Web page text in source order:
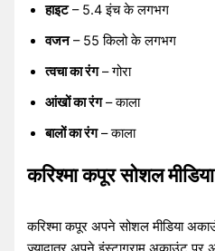
हाइट– 5.4 इंच के लगभग
वजन– 55 किलो के लगभग
त्वचा का रंग– गोरा
आंखों का रंग– काला
बालों का रंग– काला
करिश्मा कपूर सोशल
करिश्मा कपूर अपने सोशल मीडिया